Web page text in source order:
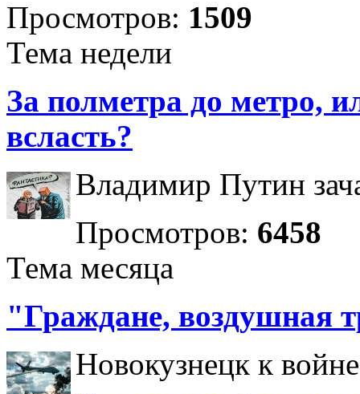
Просмотров: 1509
Тема недели
За полметра до метро,
всласть?
Владимир Путин
Просмотров: 6458
Тема месяца
"Граждане, воздушная
Новокузнецк к